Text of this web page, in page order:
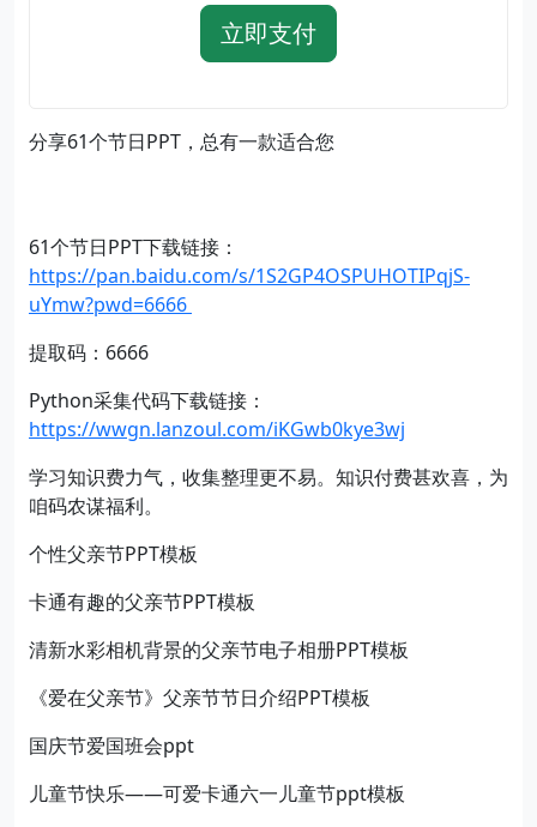
立即支付
分享61个节日PPT，总有一款适合您
61个节日PPT下载链接：
https://pan.baidu.com/s/1S2GP4OSPUHOTIPqjS-
uYmw?pwd=6666
提取码：6666
Python采集代码下载链接：
https://wwgn.lanzoul.com/iKGwb0kye3wj
学习知识费力气，收集整理更不易。知识付费甚欢喜，为
咱码农谋福利。
个性父亲节PPT模板
卡通有趣的父亲节PPT模板
清新水彩相机背景的父亲节电子相册PPT模板
《爱在父亲节》父亲节节日介绍PPT模板
国庆节爱国班会ppt
儿童节快乐——可爱卡通六一儿童节ppt模板